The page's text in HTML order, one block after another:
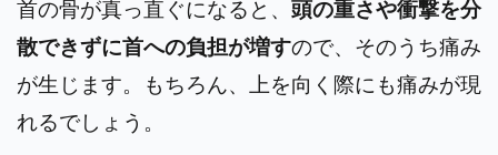
首の骨が真っ直ぐになると、 頭の重さや衝撃を分
散できずに首への負担が増すので、そのうち痛み
が生じます。もちろん、上を向く際にも痛みが現
れるでしょう。